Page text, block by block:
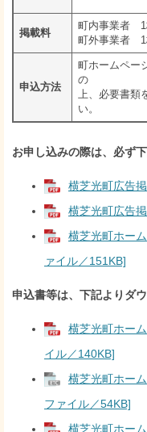
掲載料
町内事業者
町外事業者
申込方法
町ホームペー
の
上、必要書類
い。
お申し込みの際は、必ず
横芝光町広告
横芝光町広告
横芝光町ホー
ァイル／151KB]
申込書等は、下記よりダ
横芝光町ホー
イル／140KB]
横芝光町ホー
ファイル／54KB]
横芝光町ホー